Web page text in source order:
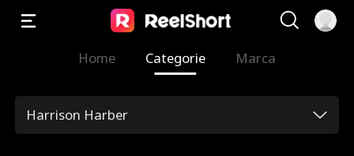
Home Categorie Marca
Harrison Harber